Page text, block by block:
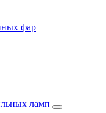
фар
ламп